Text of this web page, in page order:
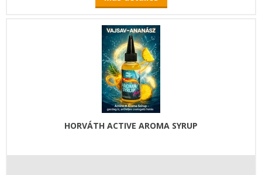
HORVÁTH ACTIVE AROMA SYRUP